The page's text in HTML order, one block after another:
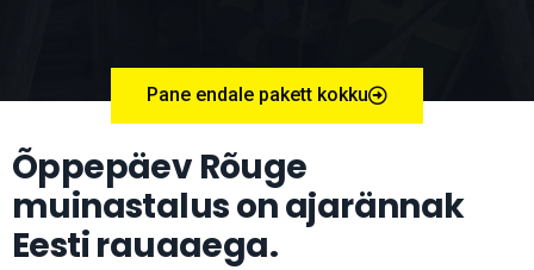
Pane endale pakett kokku
Õppepäev Rõuge
muinastalus on ajarännak
Eesti rauaaega.